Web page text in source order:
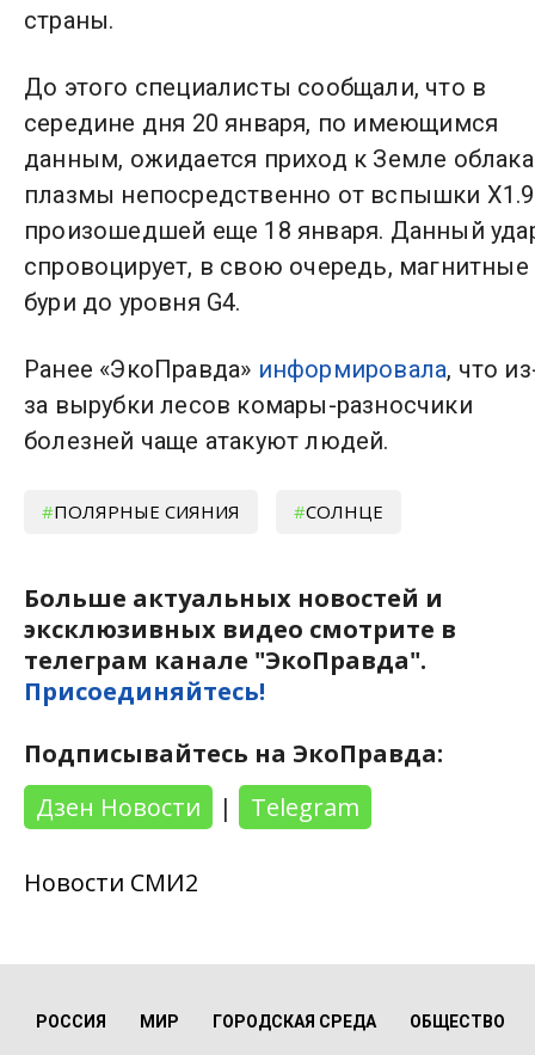
страны.
До этого специалисты сообщали, что в
середине дня 20 января, по имеющимся
данным, ожидается приход к Земле облака
плазмы непосредственно от вспышки
произошедшей еще 18 января. Данный
спровоцирует, в свою очередь, магнитные
бури до уровня G4.
Ранее «ЭкоПравда» информировала, что
за вырубки лесов комары-разносчики
болезней чаще атакуют людей.
ПОЛЯРНЫЕ СИЯНИЯ СОЛНЦЕ
Больше актуальных новостей и
эксклюзивных видео смотрите в
телеграм канале "ЭкоПравда".
Присоединяйтесь!
Подписывайтесь на ЭкоПравда:
Дзен Новости
| Telegram
Новости СМИ2
РОССИЯ МИР ГОРОДСКАЯ СРЕДА ОБЩЕСТВО